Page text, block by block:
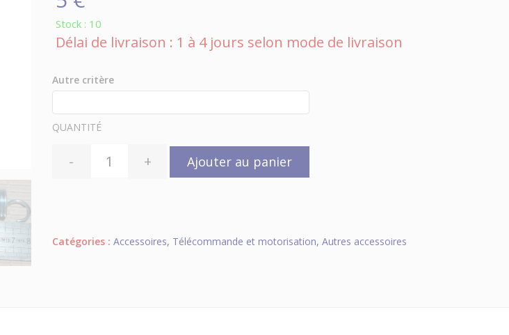
Stock : 10
Délai de livraison : 1 à 4 jours selon mode de livraison
Autre critère
QUANTITÉ
- + Ajouter au panier
Catégories : Accessoires, Télécommande et motorisation, Autres accessoires